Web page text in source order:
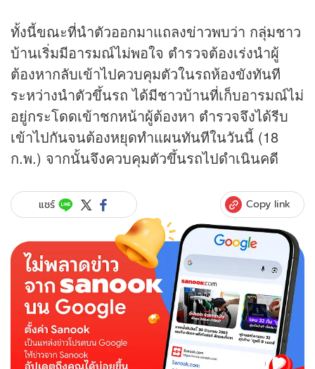
ทั้งนี้ขณะที่นำตัวออกมาแถลงข่าวพบว่า กลุ่มชาว
บ้านเริ่มมีอารมณ์ไม่พอใจ ตำรวจต้องเร่งนำผู้
ต้องหากลับเข้าไปควบคุมตัวในรถห้องขังทันที
ระหว่างนำตัวขึ้นรถ ได้มีชาวบ้านที่เก็บอารมณ์ไม่
อยู่กระโดดเข้าชกหน้าผู้ต้องหา ตำรวจจึงได้รีบ
เข้าไปกันจนต้องหยุดทำแผนทันทีในวันนี้ (18
ก.พ.) จากนั้นจึงควบคุมตัวขึ้นรถไปดำเนินคดี
แชร์ Copy link